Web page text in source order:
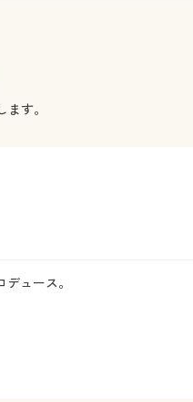
生服
・ティーンズ下着
す。
ュース。